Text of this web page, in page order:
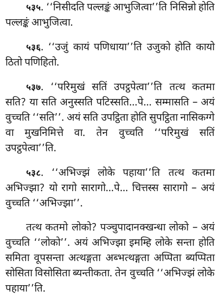
५३५. ‘‘निसीदति पल्लङ्कं आभुजित्वा’’ति निसिन्नो होति
पल्लङ्कं आभुजित्वा.
५३६. ‘‘उजुं कायं पणिधाया’’ति उजुको होति कायो
ठितो पणिहितो.
५३७. ‘‘परिमुखं सतिं उपट्ठपेत्वा’’ति तत्थ कतमा
सति? या सति अनुस्सति पटिस्सति…पे… सम्मासति – अयं
वुच्चति ‘‘सति’’. अयं सति उपट्ठिता होति सुपट्ठिता नासिकग्गे
वा मुखनिमित्ते वा. तेन वुच्चति ‘‘परिमुखं सतिं
उपट्ठपेत्वा’’ति.
५३८. ‘‘अभिज्झं लोके पहाया’’ति तत्थ कतमा
अभिज्झा? यो रागो सारागो…पे… चित्तस्स सारागो – अयं
वुच्चति ‘‘अभिज्झा’’.
तत्थ कतमो लोको? पञ्चुपादानक्खन्धा लोको – अयं
वुच्चति ‘‘लोको’’. अयं अभिज्झा इमम्हि लोके सन्ता होति
समिता वूपसन्ता अत्थङ्गता अब्भत्थङ्गता अप्पिता ब्यप्पिता
सोसिता विसोसिता ब्यन्तीकता. तेन वुच्चति ‘‘अभिज्झं लोके
पहाया’’ति.